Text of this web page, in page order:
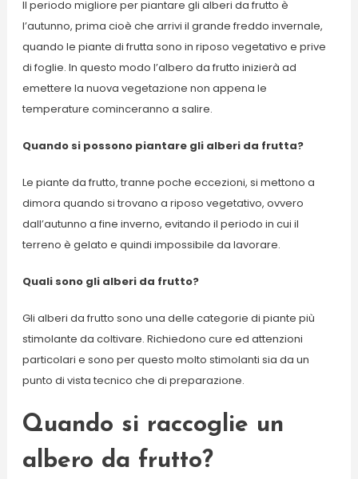
Il periodo migliore per piantare gli alberi da frutto è
l’autunno, prima cioè che arrivi il grande freddo invernale,
quando le piante di frutta sono in riposo vegetativo e prive
di foglie. In questo modo l’albero da frutto inizierà ad
emettere la nuova vegetazione non appena le
temperature cominceranno a salire.
Quando si possono piantare gli alberi da frutta?
Le piante da frutto, tranne poche eccezioni, si mettono a
dimora quando si trovano a riposo vegetativo, ovvero
dall’autunno a fine inverno, evitando il periodo in cui il
terreno è gelato e quindi impossibile da lavorare.
Quali sono gli alberi da frutto?
Gli alberi da frutto sono una delle categorie di piante più
stimolante da coltivare. Richiedono cure ed attenzioni
particolari e sono per questo molto stimolanti sia da un
punto di vista tecnico che di preparazione.
Quando si raccoglie un
albero da frutto?